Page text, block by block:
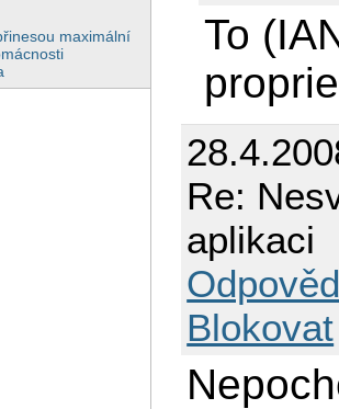
maximální
To
Re:
aplikaci
Blokovat